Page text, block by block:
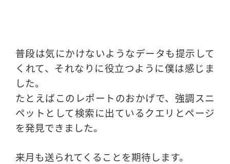
普段は気にかけないようなデータも提示して
くれて、それなりに役立つように僕は感じま
した。
たとえばこのレポートのおかげで、強調スニ
ペットとして検索に出ているクエリとページ
を発見できました。
来月も送られてくることを期待します。